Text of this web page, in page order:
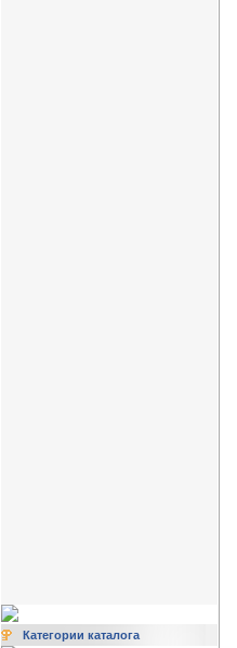
Категории каталога